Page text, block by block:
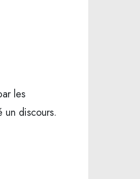
les
un discours.